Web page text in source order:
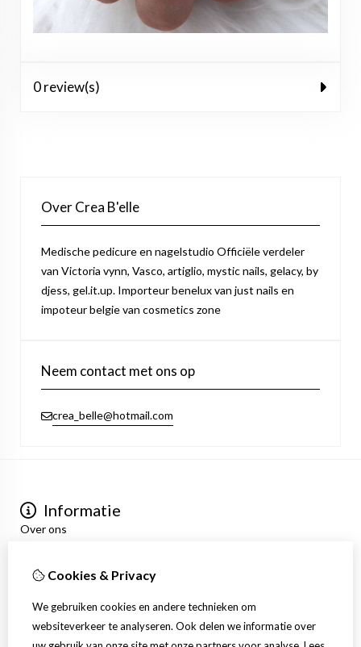
0 review(s)
Over Crea B'elle
Medische pedicure en nagelstudio Officiële verdeler
van Victoria vynn, Vasco, artiglio, mystic nails, gelacy, by
djess, gel.it.up. Importeur benelux van just nails en
impoteur belgie van cosmetics zone
Neem contact met ons op
crea_belle@hotmail.com
Informatie
Over ons
Algemene voorwaarden
Mijn account
Inloggen
Bestelhistorie
Cookies & Privacy
We gebruiken cookies en andere technieken om
websiteverkeer te analyseren. Ook delen we informatie over